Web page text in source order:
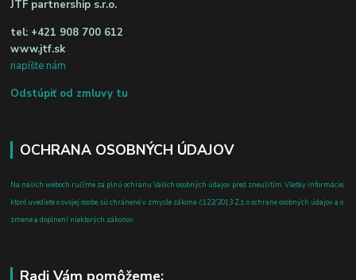
JTF partnership s.r.o.
tel: +421 908 700 612
www.jtf.sk
napíšte nám
Odstúpiť od zmluvy tu
OCHRANA OSOBNÝCH ÚDAJOV
Na našich weboch ručíme za plnú ochranu Vašich osobných údajov pred zneužitím. Všetky informácie,
ktoré uvediete o svojej osobe, sú chránené v zmysle zákona č.122/2013 Z.z. o ochrane osobných údajov a o
zmene a doplnení niektorých zákonov.
Radi Vám pomôžeme: